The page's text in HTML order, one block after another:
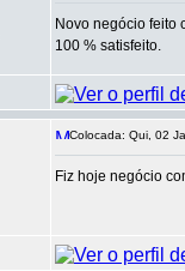
Novo negócio feito
100 % satisfeito.
Colocada: Qui, 02
Fiz hoje negócio